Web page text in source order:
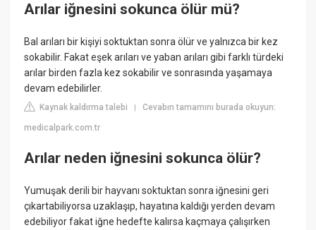
Arılar iğnesini sokunca ölür mü?
Bal arıları bir kişiyi soktuktan sonra ölür ve yalnızca bir kez
sokabilir. Fakat eşek arıları ve yaban arıları gibi farklı türdeki
arılar birden fazla kez sokabilir ve sonrasında yaşamaya
devam edebilirler.
Kaynak kaldırma talebi |Cevabın tamamını burada okuyun:
medicalpark.com.tr
Arılar neden iğnesini sokunca ölür?
Yumuşak derili bir hayvanı soktuktan sonra iğnesini geri
çıkartabiliyorsa uzaklaşıp, hayatına kaldığı yerden devam
edebiliyor fakat iğne hedefte kalırsa kaçmaya çalışırken